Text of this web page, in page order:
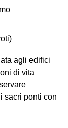
)
agli edifici
di vita
sacri ponti con